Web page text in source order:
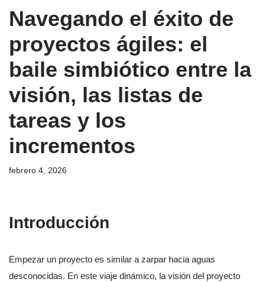
Navegando el éxito de
proyectos ágiles: el
baile simbiótico entre la
visión, las listas de
tareas y los
incrementos
febrero 4, 2026
Introducción
Empezar un proyecto es similar a zarpar hacia aguas
desconocidas. En este viaje dinámico, la visión del proyecto